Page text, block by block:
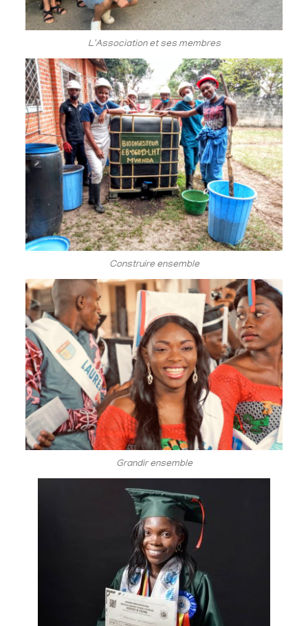
L'Association et ses membres
Construire ensemble
Grandir ensemble